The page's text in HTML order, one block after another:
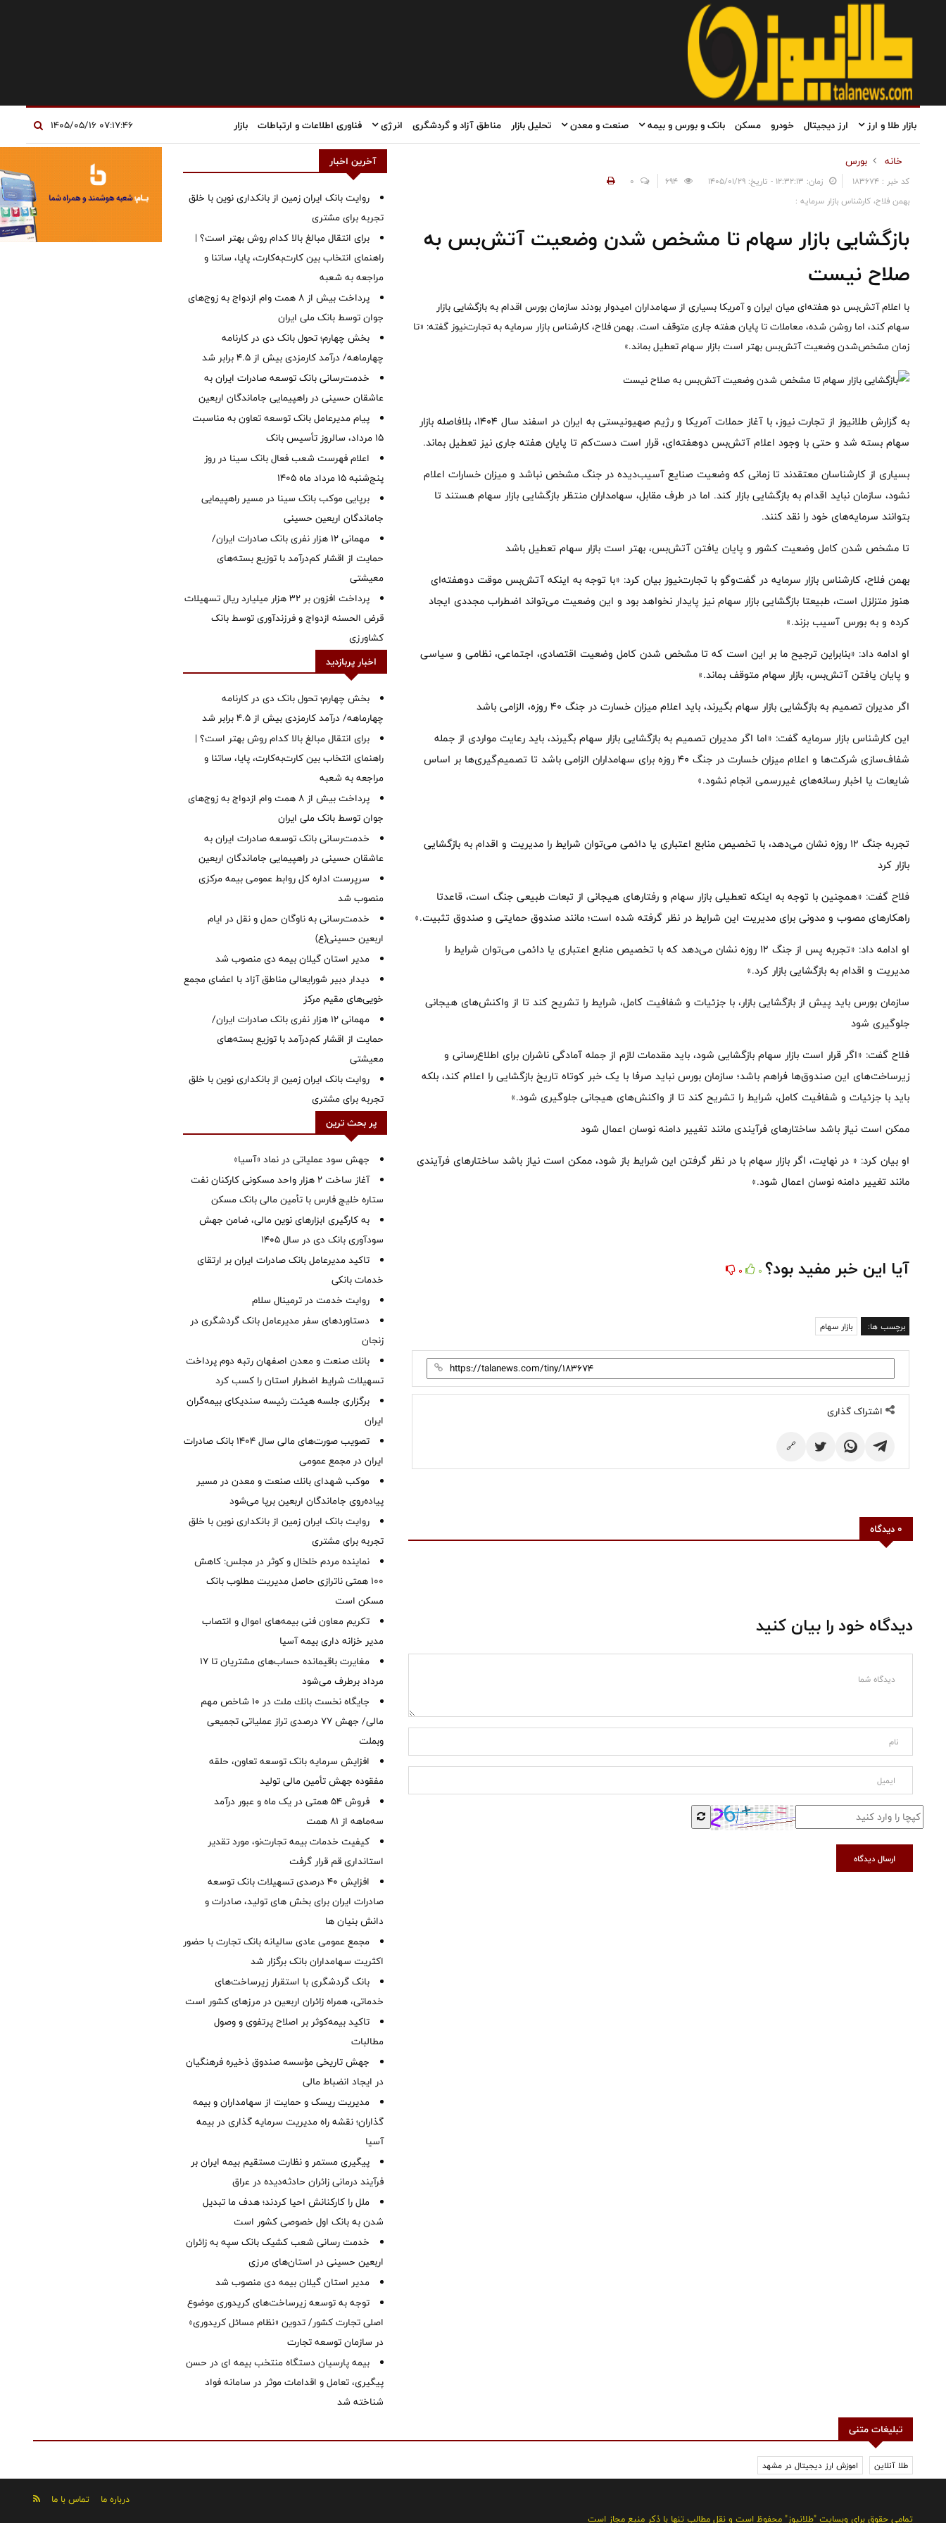
بازار طلا و ارز ارز دیجیتال خودرو مسکن بانک و بورس و بیمه صنعت و معدن تحلیل بازار مناطق آزاد و گردشگری انرژی فناوری اطلاعات و ارتباطات بازار
خانه بورس
کد خبر : 183674 زمان: ۱۲:۳۲:۱۳ - تاریخ: ۱۴۰۵/۰۱/۲۹
0
بهمن فلاح، کارشناس بازار سرمایه :
بازگشایی بازار سهام تا مشخص شدن وضعیت آتش‌بس به
صلاح نیست
با اعلام آتش‌بس دو هفته‌ای میان ایران و آمریکا بسیاری از سهامداران امیدوار بودند سازمان بورس اقدام به بازگشایی بازار
سهام کند، اما روشن شده، معاملات تا پایان هفته جاری متوقف است. بهمن فلاح، کارشناس بازار سرمایه به تجارت‌نیوز گفته: «تا
زمان مشخص‌شدن وضعیت آتش‌بس بهتر است بازار سهام تعطیل بماند.»
به گزارش طلانیوز از تجارت نیوز، با آغاز حملات آمریکا و رژیم صهیونیستی به ایران در اسفند سال 1404، بلافاصله بازار
سهام بسته شد و حتی با وجود اعلام آتش‌بس دوهفته‌ای، قرار است دست‌کم تا پایان هفته جاری نیز تعطیل بماند.
بسیاری از کارشناسان معتقدند تا زمانی که وضعیت صنایع آسیب‌دیده در جنگ مشخص نباشد و میزان خسارات اعلام
نشود، سازمان نباید اقدام به بازگشایی بازار کند. اما در طرف مقابل، سهامداران منتظر بازگشایی بازار سهام هستند تا
بتوانند سرمایه‌های خود را نقد کنند.
تا مشخص شدن کامل وضعیت کشور و پایان یافتن آتش‌بس، بهتر است بازار سهام تعطیل باشد
بهمن فلاح، کارشناس بازار سرمایه در گفت‌وگو با تجارت‌نیوز بیان کرد: «با توجه به اینکه آتش‌بس موقت دوهفته‌ای
هنوز متزلزل است، طبیعتا بازگشایی بازار سهام نیز پایدار نخواهد بود و این وضعیت می‌تواند اضطراب مجددی ایجاد
کرده و به بورس آسیب بزند.»
او ادامه داد: «بنابراین ترجیح ما بر این است که تا مشخص شدن کامل وضعیت اقتصادی، اجتماعی، نظامی و سیاسی
و پایان یافتن آتش‌بس، بازار سهام متوقف بماند.»
اگر مدیران تصمیم به بازگشایی بازار سهام بگیرند، باید اعلام میزان خسارت در جنگ 40 روزه، الزامی باشد
این کارشناس بازار سرمایه گفت: «اما اگر مدیران تصمیم به بازگشایی بازار سهام بگیرند، باید رعایت مواردی از جمله
شفاف‌سازی شرکت‌ها و اعلام میزان خسارت در جنگ 40 روزه برای سهامداران الزامی باشد تا تصمیم‌گیری‌ها بر اساس
شایعات یا اخبار رسانه‌های غیررسمی انجام نشود.»
تجربه جنگ 12 روزه نشان می‌دهد، با تخصیص منابع اعتباری یا دائمی می‌توان شرایط را مدیریت و اقدام به بازگشایی
بازار کرد
فلاح گفت: «همچنین با توجه به اینکه تعطیلی بازار سهام و رفتارهای هیجانی از تبعات طبیعی جنگ است، قاعدتا
راهکارهای مصوب و مدونی برای مدیریت این شرایط در نظر گرفته شده است؛ مانند صندوق حمایتی و صندوق تثبیت.»
او ادامه داد: «تجربه پس از جنگ 12 روزه نشان می‌دهد که با تخصیص منابع اعتباری یا دائمی می‌توان شرایط را
مدیریت و اقدام به بازگشایی بازار کرد.»
سازمان بورس باید پیش از بازگشایی بازار، با جزئیات و شفافیت کامل، شرایط را تشریح کند تا از واکنش‌های هیجانی
جلوگیری شود
فلاح گفت: «اگر قرار است بازار سهام بازگشایی شود، باید مقدمات لازم از جمله آمادگی ناشران برای اطلاع‌رسانی و
زیرساخت‌های این صندوق‌ها فراهم باشد؛ سازمان بورس نباید صرفا با یک خبر کوتاه تاریخ بازگشایی را اعلام کند، بلکه
باید با جزئیات و شفافیت کامل، شرایط را تشریح کند تا از واکنش‌های هیجانی جلوگیری شود.»
ممکن است نیاز باشد ساختارهای فرآیندی مانند تغییر دامنه نوسان اعمال شود
او بیان کرد: « در نهایت، اگر بازار سهام با در نظر گرفتن این شرایط باز شود، ممکن است نیاز باشد ساختارهای فرآیندی
مانند تغییر دامنه نوسان اعمال شود.»
آیا این خبر مفید بود؟ 0
0
برچسب ها: بازار سهام
اشتراک گذاری
🔗
0 دیدگاه
دیدگاه خود را بیان کنید
ارسال دیدگاه
آخرین اخبار
روایت بانک ایران زمین از بانکداری نوین با خلق
تجربه برای مشتری
برای انتقال مبالغ بالا کدام روش بهتر است؟ |
راهنمای انتخاب بین کارت‌به‌کارت، پایا، ساتنا و
مراجعه به شعبه
پرداخت بیش از ۸ همت وام ازدواج به زوج‌های
جوان توسط بانک ملی ایران
بخش چهارم؛ تحول بانک دی در کارنامه
چهارماهه/ درآمد کارمزدی بیش از ۴.۵ برابر شد
خدمت‌رسانی بانک توسعه صادرات ایران به
عاشقان حسینی در راهپیمایی جاماندگان اربعین
پیام مدیرعامل بانک توسعه تعاون به مناسبت
15 مرداد، سالروز تأسیس بانک
اعلام فهرست شعب فعال بانک سینا در روز
پنج‌شنبه 15 مرداد ماه 1405
برپایی موکب بانک سینا در مسیر راهپیمایی
جاماندگان اربعین حسینی
مهمانی ۱۲ هزار نفری بانک صادرات ایران/
حمایت از اقشار کم‌درآمد با توزیع بسته‌های
معیشتی
پرداخت افزون بر 32 هزار میلیارد ریال تسهیلات
قرض الحسنه ازدواج و فرزندآوری توسط بانک
کشاورزی
اخبار پربازدید
بخش چهارم؛ تحول بانک دی در کارنامه
چهارماهه/ درآمد کارمزدی بیش از ۴.۵ برابر شد
برای انتقال مبالغ بالا کدام روش بهتر است؟ |
راهنمای انتخاب بین کارت‌به‌کارت، پایا، ساتنا و
مراجعه به شعبه
پرداخت بیش از ۸ همت وام ازدواج به زوج‌های
جوان توسط بانک ملی ایران
خدمت‌رسانی بانک توسعه صادرات ایران به
عاشقان حسینی در راهپیمایی جاماندگان اربعین
سرپرست اداره کل روابط عمومی بیمه مرکزی
منصوب شد
خدمت‌رسانی به ناوگان حمل و نقل در ایام
اربعین حسینی(ع)
‌مدیر استان گیلان بیمه دی منصوب شد
دیدار دبیر شورایعالی مناطق آزاد با اعضای مجمع
خویی‌های مقیم مرکز
مهمانی ۱۲ هزار نفری بانک صادرات ایران/
حمایت از اقشار کم‌درآمد با توزیع بسته‌های
معیشتی
روایت بانک ایران زمین از بانکداری نوین با خلق
تجربه برای مشتری
پر بحث ترین
جهش سود عملیاتی در نماد «آسیا»
آغاز ساخت ۲ هزار واحد مسکونی کارکنان نفت
ستاره خلیج فارس با تأمین مالی بانک مسکن
به کارگیری ابزارهای نوین مالی، ضامن جهش
سودآوری بانک دی در سال 1405
تاکید مدیرعامل بانک صادرات ایران بر ارتقای
خدمات بانکی
روایت خدمت در ترمینال سلام
دستاوردهای سفر مدیرعامل بانک گردشگری در
زنجان
بانك صنعت و معدن اصفهان رتبه دوم پرداخت
تسهیلات شرایط اضطرار استان را كسب كرد
برگزاری جلسه هیئت رئیسه سندیکای بیمه‌گران
ایران
تصویب صورت‌های مالی سال ۱۴۰۴ بانک صادرات
ایران در مجمع عمومی
موكب شهدای بانك صنعت و معدن در مسیر
پیاده‌روی جاماندگان اربعین برپا می‌شود
روایت بانک ایران زمین از بانکداری نوین با خلق
تجربه برای مشتری
نماینده مردم خلخال و کوثر در مجلس: کاهش
۱۰۰ همتی ناترازی حاصل مدیریت مطلوب بانک
مسکن است
تکریم معاون فنی بیمه‌های اموال و انتصاب
مدیر خزانه داری بیمه آسیا
مغایرت‌ باقیمانده حساب‌های مشتریان تا ۱۷
مرداد برطرف می‌شود
جایگاه نخست بانك ملت در 10 شاخص مهم
مالی/ جهش 77 درصدی تراز عملیاتی تجمیعی
وبملت
افزایش سرمایه بانک توسعه تعاون، حلقه
مفقوده جهش تأمین مالی تولید
فروش 54 همتی در یک ماه و عبور درآمد
سه‌ماهه از 81 همت
کیفیت خدمات بیمه تجارت‌نو، مورد تقدیر
استانداری قم قرار گرفت
افزایش 40 درصدی تسهیلات بانک توسعه
صادرات ایران برای بخش های تولید، صادرات و
دانش بنیان ها
مجمع عمومی عادی سالیانه بانک تجارت با حضور
اکثریت سهامداران بانک برگزار شد
بانک گردشگری با استقرار زیرساخت‌های
خدماتی، همراه زائران اربعین در مرزهای کشور است
تاکید بیمه‌کوثر بر اصلاح پرتفوی و وصول
مطالبات ‌
جهش تاریخی مؤسسه صندوق ذخیره فرهنگیان
در ایجاد انضباط مالی
مدیریت ریسک و حمایت از سهامداران و بیمه
گذاران؛ نقشه راه مدیریت سرمایه گذاری در بیمه
آسیا
پیگیری مستمر و نظارت مستقیم بیمه ایران بر
فرآیند درمانی زائران حادثه‌دیده در عراق
ملل را کارکنانش احیا کردند؛ هدف ما تبدیل
شدن به بانک اول خصوصی کشور است
خدمت رسانی شعب کشیک بانک سپه به زائران
اربعین حسینی در استان‌‌های مرزی
‌مدیر استان گیلان بیمه دی منصوب شد
توجه به توسعه زیرساخت‌های کریدوری موضوع
اصلی تجارت کشور/ تدوین «نظام مسائل کریدوری»
در سازمان توسعه تجارت
بیمه پارسیان دستگاه منتخب بیمه ای در حسن
پیگیری، تعامل و اقدامات موثر در سامانه فواد
شناخته شد
تبلیغات متنی
طلا آنلاین اموزش ارز دیجیتال در مشهد
درباره ما
تماس با ما
تمامی حقوق برای وبسایت "طلانیوز" محفوظ است و نقل مطالب تنها با ذکر منبع مجاز است